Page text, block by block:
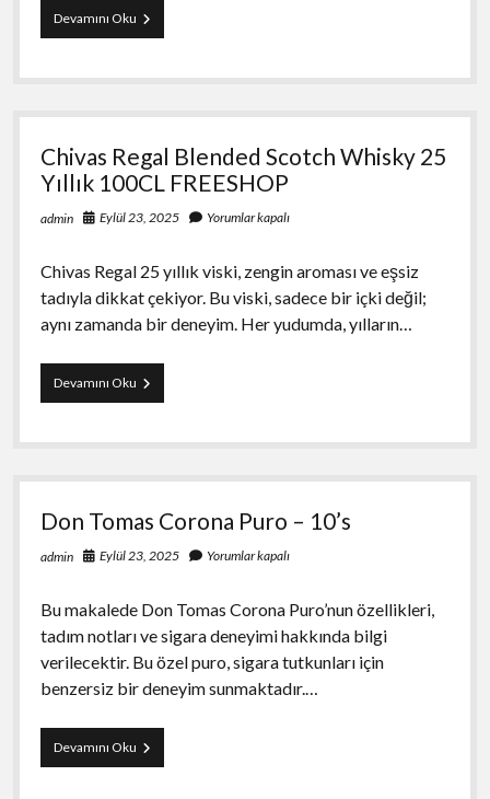
Devamını OkuManchester
Wild
Nano
–
aromalı
Chivas Regal Blended Scotch Whisky 25
Yıllık 100CL FREESHOP
admin Eylül 23, 2025 Yorumlar kapalı
Chivas Regal 25 yıllık viski, zengin aroması ve eşsiz
tadıyla dikkat çekiyor. Bu viski, sadece bir içki değil;
aynı zamanda bir deneyim. Her yudumda, yılların…
Devamını OkuChivas
Regal
Scotch
25
100CL
Don Tomas Corona Puro – 10’s
admin Eylül 23, 2025 Yorumlar kapalı
Bu makalede Don Tomas Corona Puro’nun özellikleri,
tadım notları ve sigara deneyimi hakkında bilgi
verilecektir. Bu özel puro, sigara tutkunları için
benzersiz bir deneyim sunmaktadır.…
Devamını OkuDon
Tomas